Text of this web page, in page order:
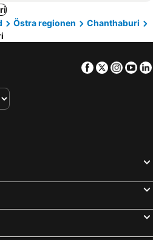
Östra regionen
Chanthaburi
Facebook
Twitter